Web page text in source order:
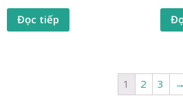
Đọc tiếp
1 2 3 →